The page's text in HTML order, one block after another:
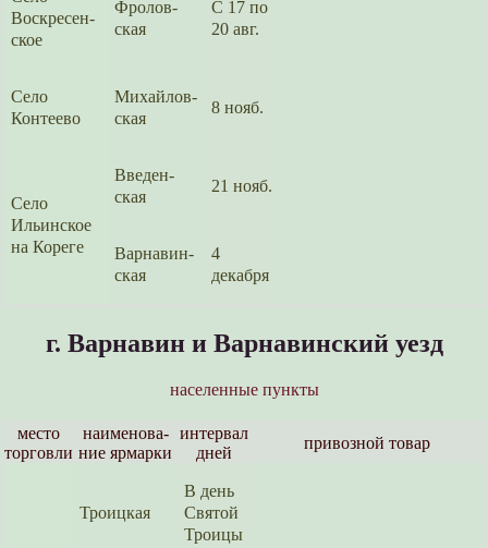
Воскрес­ен­
ское
Фролов­
ская
С 17 по
20 авг.
Село
Контеево
Михайлов­
ская
8 нояб.
Село
Ильинс­кое
на Кореге
Введен­
ская
21 нояб.
Варна­вин­
ская
4
декабря
г. Варнавин и Варнавинский уезд
населенные пункты
место
торговли
наименова­
ние ярмарки
интервал
дней
привозной товар
Троицкая
В день
Святой
Троицы